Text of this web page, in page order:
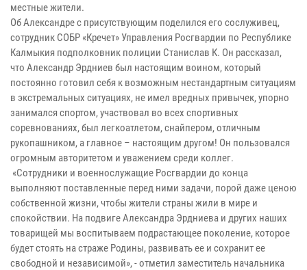
местные жители.
Об Александре с присутствующим поделился его сослуживец,
сотрудник СОБР «Кречет» Управления Росгвардии по Республике
Калмыкия подполковник полиции Станислав К. Он рассказал,
что Александр Эрдниев был настоящим воином, который
постоянно готовил себя к возможным нестандартным ситуациям
в экстремальных ситуациях, не имел вредных привычек, упорно
занимался спортом, участвовал во всех спортивных
соревнованиях, был легкоатлетом, снайпером, отличным
рукопашником, а главное – настоящим другом! Он пользовался
огромным авторитетом и уважением среди коллег.
«Сотрудники и военнослужащие Росгвардии до конца
выполняют поставленные перед ними задачи, порой даже ценою
собственной жизни, чтобы жители страны жили в мире и
спокойствии. На подвиге Александра Эрдниева и других наших
товарищей мы воспитываем подрастающее поколение, которое
будет стоять на страже Родины, развивать ее и сохранит ее
свободной и независимой», - отметил заместитель начальника